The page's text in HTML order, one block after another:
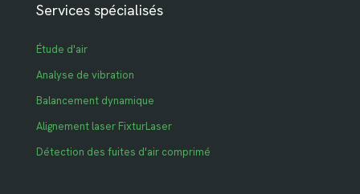
Services spécialisés
Étude d'air
Analyse de vibration
Balancement dynamique
Alignement laser FixturLaser
Détection des fuites d'air comprimé